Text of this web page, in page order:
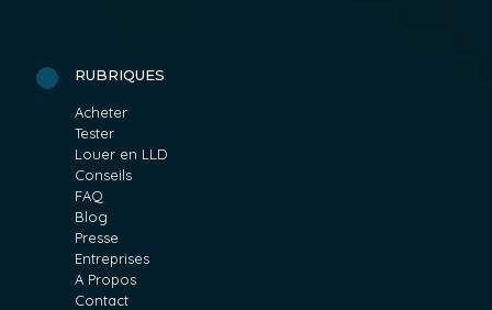
RUBRIQUES
Acheter
Tester
Louer en LLD
Conseils
FAQ
Blog
Presse
Entreprises
A Propos
Contact